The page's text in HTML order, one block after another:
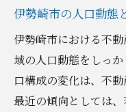
不動産エー
売却プロセ
成功事例に
プロが語る
地元の特性を活
伊勢崎市の人口動態
伊勢崎市における不
域の人口動態をしっ
口構成の変化は、不動
最近の傾向としては